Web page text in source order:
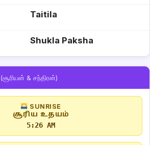
Taitila
Shukla Paksha
(சூரியன் & சந்திரன்)
SUNRISE
சூரிய உதயம்
5:26 AM